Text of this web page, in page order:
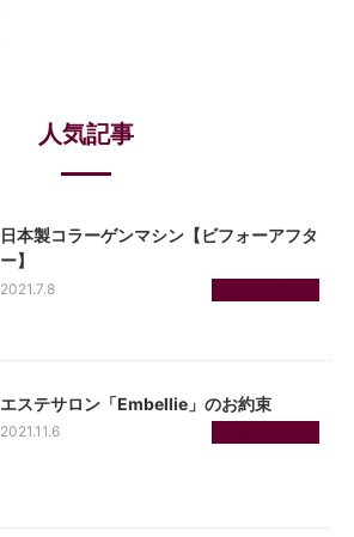
人気記事
日本製コラーゲンマシン【ビフォーアフタ
ー】
2021.7.8
エステサロン「Embellie」のお約束
2021.11.6